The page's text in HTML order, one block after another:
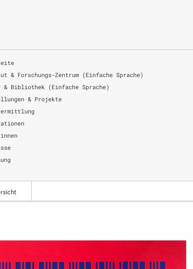
& Forschungs-Zentrum (Einfache Sprache)
& Bibliothek (Einfache Sprache)
& Projekte